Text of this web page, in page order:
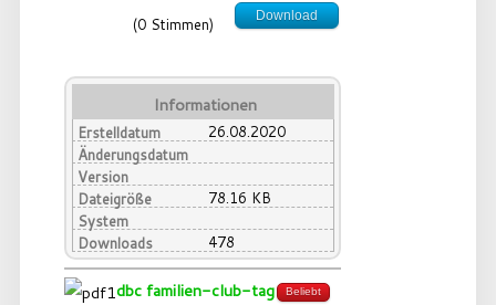
Download
(0 Stimmen)
Informationen
Erstelldatum
26.08.2020
Änderungsdatum
Version
Dateigröße
78.16 KB
System
Downloads
478
dbc familien-club-tag Beliebt